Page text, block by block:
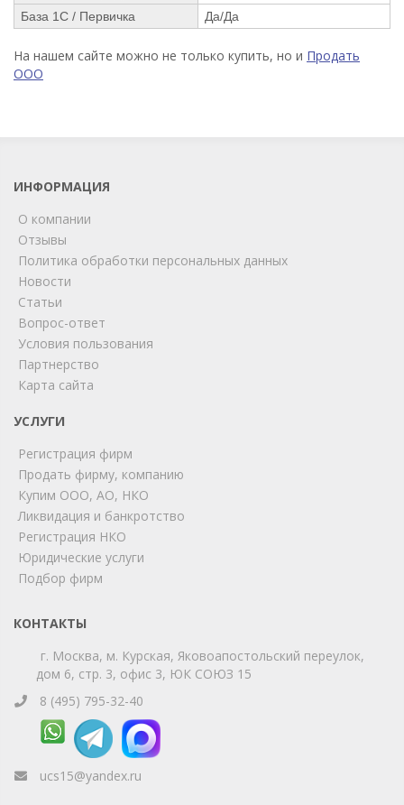
База 1С / Первичка
Да/Да
На нашем сайте можно не только купить, но и Продать
ООО
ИНФОРМАЦИЯ
О компании
Отзывы
Политика обработки персональных данных
Новости
Статьи
Вопрос-ответ
Условия пользования
Партнерство
Карта сайта
УСЛУГИ
Регистрация фирм
Продать фирму, компанию
Купим ООО, АО, НКО
Ликвидация и банкротство
Регистрация НКО
Юридические услуги
Подбор фирм
КОНТАКТЫ
г. Москва, м. Курская, Яковоапостольский переулок,
дом 6, стр. 3, офис 3, ЮК СОЮЗ 15
8 (495) 795-32-40
ucs15@yandex.ru
online
Позвоните нам или свяжитесь с нами через любой
удобный мессенджер!
Telegram
Телефон